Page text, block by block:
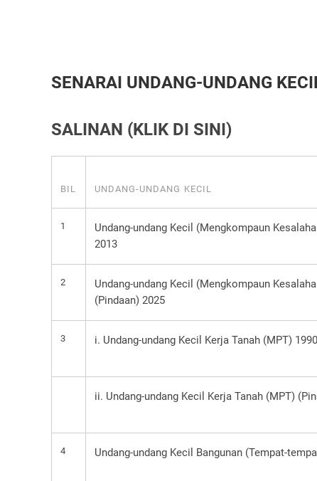
SENARAI UNDANG-UNDANG
SALINAN (KLIK DI SINI)
BIL UNDANG-UNDANG KECIL
1
Undang-undang Kecil (Mengkompaun
2013
2
Undang-undang Kecil (Mengkompaun
(Pindaan) 2025
3 i. Undang-undang Kecil Kerja Tanah (MPT) 1990
ii. Undang-undang Kecil Kerja Tanah (MPT)
4 Undang-undang Kecil Bangunan (Tempat-